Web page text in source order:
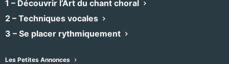
1 – Découvrir l’Art du chant choral
2 – Techniques vocales
3 – Se placer rythmiquement
Les Petites Annonces
César FRANCK